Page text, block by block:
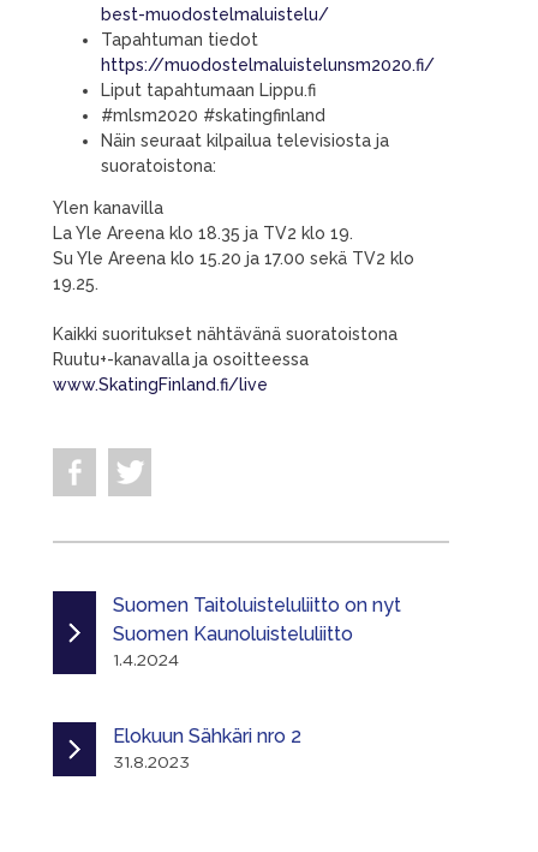
best-muodostelmaluistelu/
Tapahtuman tiedot
https://muodostelmaluistelunsm2020.fi/
Liput tapahtumaan Lippu.fi
#mlsm2020 #skatingfinland
Näin seuraat kilpailua televisiosta ja
suoratoistona:
Ylen kanavilla
La Yle Areena klo 18.35 ja TV2 klo 19.
Su Yle Areena klo 15.20 ja 17.00 sekä TV2 klo
19.25.
Kaikki suoritukset nähtävänä suoratoistona
Ruutu+-kanavalla ja osoitteessa
www.SkatingFinland.fi/live
Suomen Taitoluisteluliitto on nyt
Suomen Kaunoluisteluliitto
1.4.2024
Elokuun Sähkäri nro 2
31.8.2023